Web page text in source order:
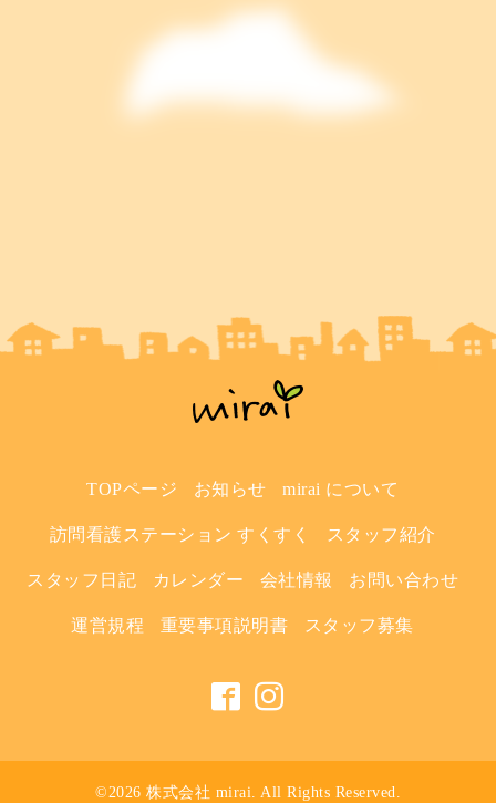
TOPページ お知らせ mirai について
訪問看護ステーション すくすく スタッフ紹介
スタッフ日記 カレンダー 会社情報 お問い合わせ
運営規程 重要事項説明書 スタッフ募集
©2026 株式会社 mirai. All Rights Reserved.